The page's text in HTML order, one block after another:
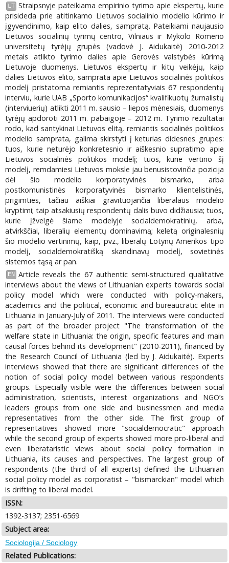
LT Straipsnyje pateikiama empirinio tyrimo apie ekspertų, kurie
prisideda prie atitinkamo Lietuvos socialinio modelio kūrimo ir
įgyvendinimo, kaip elito dalies, sampratą. Pateikiami naujausio
Lietuvos socialinių tyrimų centro, Vilniaus ir Mykolo Romerio
universitetų tyrėjų grupės (vadovė J. Aidukaitė) 2010-2012
metais atlikto tyrimo dalies apie Gerovės valstybės kūrimą
Lietuvoje duomenys. Lietuvos ekspertų ir kitų veikėjų, kaip
dalies Lietuvos elito, samprata apie Lietuvos socialinės politikos
modelį pristatoma remiantis reprezentatyviais 67 respondentų
interviu, kurie UAB „Sporto komunikacijos“ kvalifikuotų žurnalistų
(interviuerių) atlikti 2011 m. sausio – liepos mėnesiais, duomenys
tyrėjų apdoroti 2011 m. pabaigoje – 2012 m. Tyrimo rezultatai
rodo, kad santykinai Lietuvos elitą, remiantis socialinės politikos
modelio samprata, galima skirstyti į keturias didesnes grupes:
tuos, kurie neturėjo konkretesnio ir aiškesnio supratimo apie
Lietuvos socialinės politikos modelį; tuos, kurie vertino šį
modelį, remdamiesi Lietuvos moksle jau benusistovinčia pozicija
dėl šio modelio korporatyvinės bismarko, arba
postkomunistinės korporatyvinės bismarko klientelistinės,
prigimties, tačiau aiškiai gravituojančia liberalaus modelio
kryptimi; taip atsakiusių respondentų dalis buvo didžiausia; tuos,
kurie įžvelgė šiame modelyje socialdemokratinių, arba,
atvirkščiai, liberalių elementų dominavimą; keletą originalesnių
šio modelio vertinimų, kaip, pvz., liberalų Lotynų Amerikos tipo
modelį, socialdemokratišką skandinavų modelį, sovietinės
sistemos tąsą ar pan.
EN
Article reveals the 67 authentic semi-structured qualitative
interviews about the views of Lithuanian experts towards social
policy model which were conducted with policy-makers,
academics and the political, economic and bureaucratic elite in
Lithuania in January-July of 2011. The interviews were conducted
as part of the broader project "The transformation of the
welfare state in Lithuania: the origin, specific features and main
causal forces behind its development" (2010-2011), financed by
the Research Council of Lithuania (led by J. Aidukaitė). Experts
interviews showed that there are significant differences of the
notion of social policy model between various respondents
groups. Especially visible were the differences between social
administration, scientists, interest organizations and NGO’s
leaders groups from one side and businessmen and media
representatives from the other side. The first group of
representatives showed more "socialdemocratic" approach
while the second group of experts showed more pro-liberal and
even liberataristic views about social policy formation in
Lithuania, its causes and perspectives. The largest group of
respondents (the third of all experts) defined the Lithuanian
social policy model as corporatist – "bismarckian" model which
is drifting to liberal model.
ISSN:
1392-3137; 2351-6569
Subject area:
Sociologija / Sociology
Related Publications: